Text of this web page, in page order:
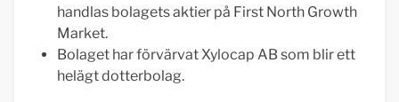
handlas bolagets aktier på First North Growth
Market.
Bolaget har förvärvat Xylocap AB som blir ett
helägt dotterbolag.